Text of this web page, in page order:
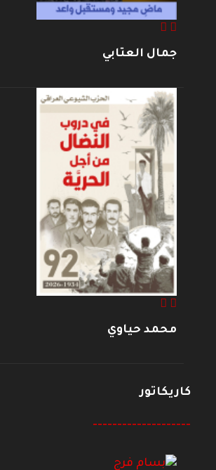
جمال العتابي
محمد حياوي
كاريكاتور
--------------------